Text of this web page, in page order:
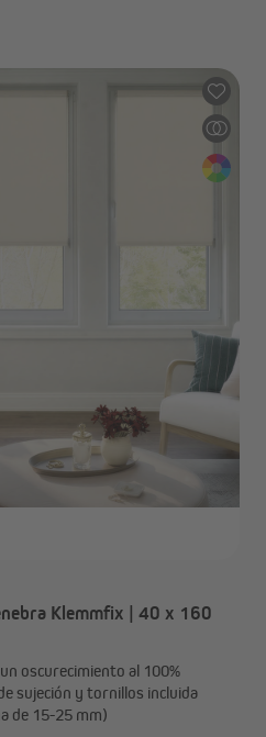
Klemmfix | 40 x 160
oscurecimiento al 100%
sujeción y tornillos incluida
de 15-25 mm)